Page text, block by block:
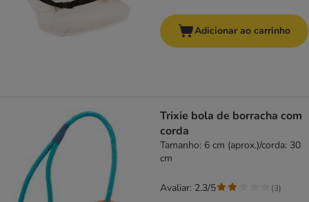
Adicionar ao carrinho
Trixie bola de borracha com
corda
Tamanho: 6 cm (aprox.)/corda: 30
cm
Avaliar: 2.3/5 (3)